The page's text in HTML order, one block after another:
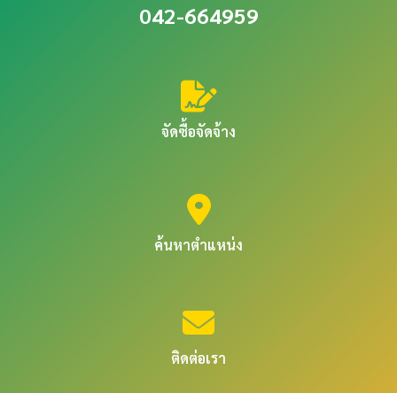
042-664959
จัดซื้อจัดจ้าง
ค้นหาตำแหน่ง
ติดต่อเรา